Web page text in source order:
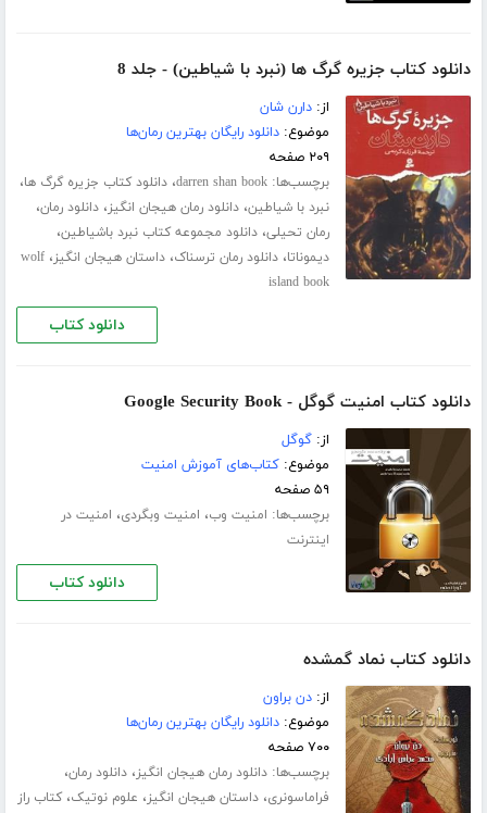
دانلود کتاب جزیره گرگ ها (نبرد با شیاطین) - جلد 8
از:دارن شان
موضوع:دانلود رایگان بهترین رمان‌ها
۲۰۹ صفحه
برچسب‌ها:darren shan book،دانلود کتاب جزیره گرگ ها،
نبرد با شیاطین،دانلود رمان هیجان انگیز،دانلود رمان،
رمان تحیلی،دانلود مجموعه کتاب نبرد باشیاطین،
دیموناتا،دانلود رمان ترسناک،داستان هیجان انگیز،wolf
island book
دانلود کتاب
دانلود کتاب امنیت گوگل - Google Security Book
از:گوگل
موضوع:کتاب‌های آموزش امنیت
۵۹ صفحه
برچسب‌ها: امنیت وب، امنیت وبگردی، امنیت در
اینترنت
دانلود کتاب
دانلود کتاب نماد گمشده
از:دن براون
موضوع:دانلود رایگان بهترین رمان‌ها
۷۰۰ صفحه
برچسب‌ها:دانلود رمان هیجان انگیز،دانلود رمان،
فراماسونری،داستان هیجان انگیز، علوم نوتیک،کتاب راز